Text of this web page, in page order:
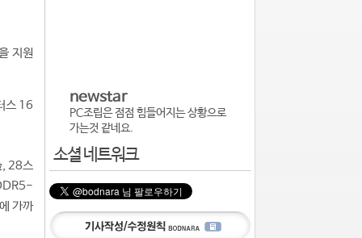
지원
스 16
, 28스
가까
newstar
PC조립은 점점 힘들어지는 상황으로
가는것 같네요.
소셜 네트워크